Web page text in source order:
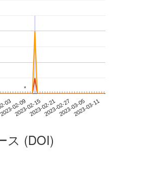
0302-09
2023-02-152023-02-212023-02-272023-03-052023-03-11
**
ス (DOI)